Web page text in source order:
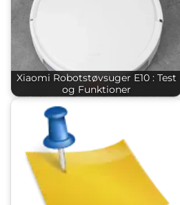
Xiaomi Robotstøvsuger E10 : Test
og Funktioner